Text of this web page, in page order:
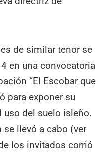
de similar tenor se
en una convocatoria
“El Escobar que
para exponer su
uso del suelo isleño.
se llevó a cabo (ver
los invitados corrió